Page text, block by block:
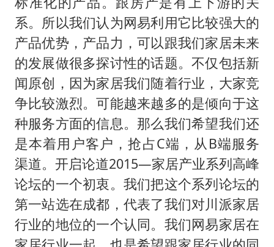
系。所以我们认为网易利用它比较强大的
产品优势，产品力，可以跟我们家居未来
的发展做很多探讨性的话题。不仅包括新
闻原创，因为家居我们随着行业，大家竞
争比较激烈。可能越来越多的是倾向于这
种服务方面的信息。那么我们希望我们还
是本着用户客户，抢占C端，从B端服务
渠道。开启论道2015—家居产业系列高峰
论坛的一个初衷。我们把这个系列论坛的
第一站选在成都，代表了我们对川派家居
行业的地位的一个认同。我们网易家居在